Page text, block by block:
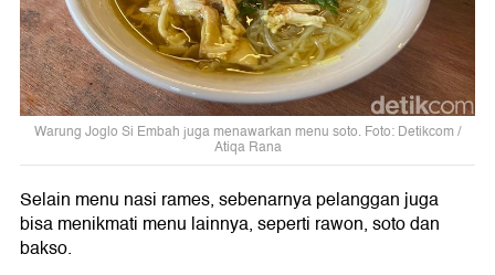
Warung Joglo Si Embah juga menawarkan menu soto. Foto: Detikcom /
Atiqa Rana
Selain menu nasi rames, sebenarnya pelanggan juga
bisa menikmati menu lainnya, seperti rawon, soto dan
bakso.